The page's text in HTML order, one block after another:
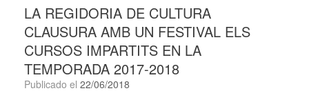
LA REGIDORIA DE CULTURA
CLAUSURA AMB UN FESTIVAL ELS
CURSOS IMPARTITS EN LA
TEMPORADA 2017-2018
Publicado el 22/06/2018